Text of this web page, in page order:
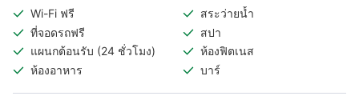
Wi-Fi ฟรี
สระว่ายน้ำ
ที่จอดรถฟรี
สปา
แผนกต้อนรับ (24 ชั่วโมง)
ห้องฟิตเนส
ห้องอาหาร
บาร์